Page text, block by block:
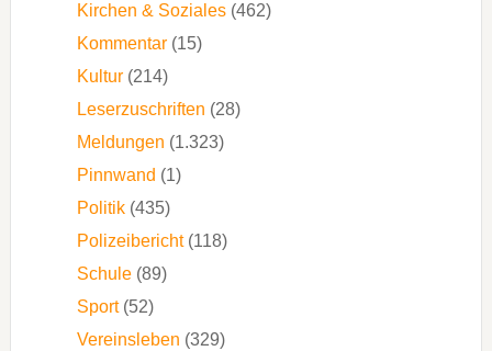
Kirchen & Soziales(462)
Kommentar(15)
Kultur(214)
Leserzuschriften (28)
Meldungen (1.323)
Pinnwand (1)
Politik(435)
Polizeibericht(118)
Schule(89)
Sport(52)
Vereinsleben (329)